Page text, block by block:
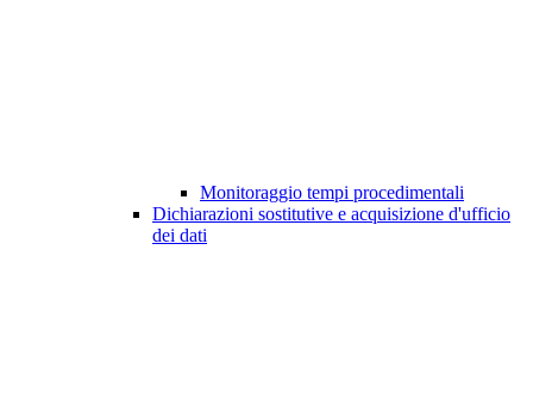
Monitoraggio tempi procedimentali
Dichiarazioni sostitutive e acquisizione d'ufficio
dei dati